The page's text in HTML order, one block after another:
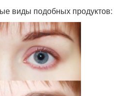
виды подобных продуктов: